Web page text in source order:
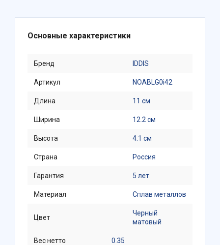
Основные характеристики
Бренд IDDIS
Артикул NOABLG0i42
Длина 11 см
Ширина 12.2 см
Высота 4.1 см
Страна Россия
Гарантия 5 лет
Материал Сплав металлов
Цвет
Черный
матовый
Вес нетто 0.35